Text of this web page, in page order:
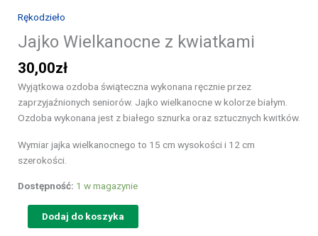
Rękodzieło
Jajko Wielkanocne z kwiatkami
30,00zł
Wyjątkowa ozdoba świąteczna wykonana ręcznie przez
zaprzyjaźnionych seniorów. Jajko wielkanocne w kolorze białym.
Ozdoba wykonana jest z białego sznurka oraz sztucznych kwitków.
Wymiar jajka wielkanocnego to 15 cm wysokości i 12 cm
szerokości.
Dostępność: 1 w magazynie
Dodaj do koszyka